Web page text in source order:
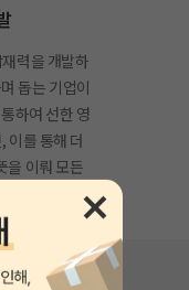
력을 개발하
돕는 기업이
하여 선한 영
이를 통해 더
을 이뤄 모든